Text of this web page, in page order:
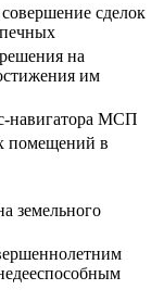
сделок
на
им
навигатора МСП
помещений в
земельного